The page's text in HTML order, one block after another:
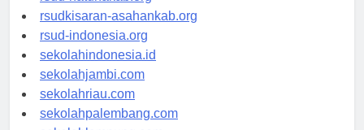
rsud-natunakab.org
rsudkisaran-asahankab.org
rsud-indonesia.org
sekolahindonesia.id
sekolahjambi.com
sekolahriau.com